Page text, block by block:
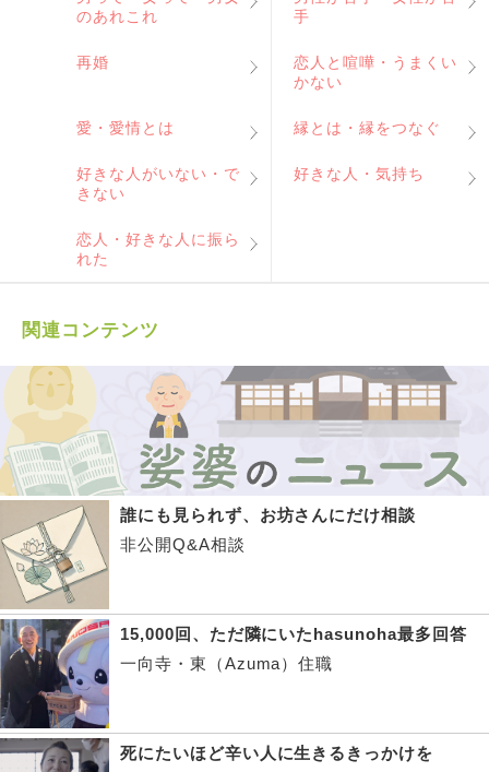
のあれこれ
手
再婚
恋人と喧嘩・うまくい
かない
愛・愛情とは 縁とは・縁をつなぐ
好きな人がいない・で
きない
好きな人・気持ち
恋人・好きな人に振ら
れた
関連コンテンツ
誰にも見られず、お坊さんにだけ相談
非公開Q&A相談
15,000回、ただ隣にいたhasunoha最多回答
一向寺・東（Azuma）住職
死にたいほど辛い人に生きるきっかけを